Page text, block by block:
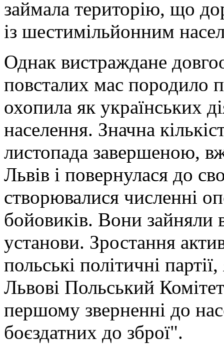
займала територію, що
із шестимільйонним
Однак вистраждане
повсталих мас породило
охопила як українських
населення. Значна
листопада завершеною,
Львів і повернулася до
створювалися численні
бойовиків. Вони зайняли
установи. Зростання
польські політичні
Львові Польський
першому зверненні до
боєздатних до зброї".